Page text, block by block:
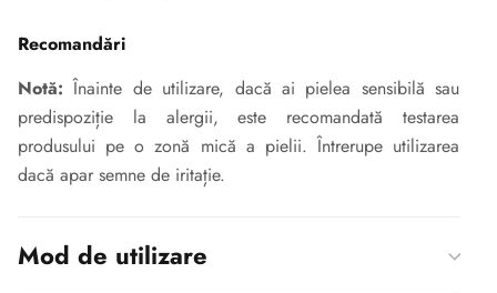
Recomandări
Notă: Înainte de utilizare, dacă ai pielea sensibilă sau
predispoziție la alergii, este recomandată testarea
produsului pe o zonă mică a pielii. Întrerupe utilizarea
dacă apar semne de iritație.
Mod de utilizare